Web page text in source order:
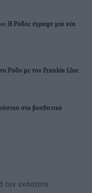
Η Ρόδος έγραψε μια νέα
Ρόδο με τον Frankie Lluc
στο βοηθητικό
τον εκάστοτε